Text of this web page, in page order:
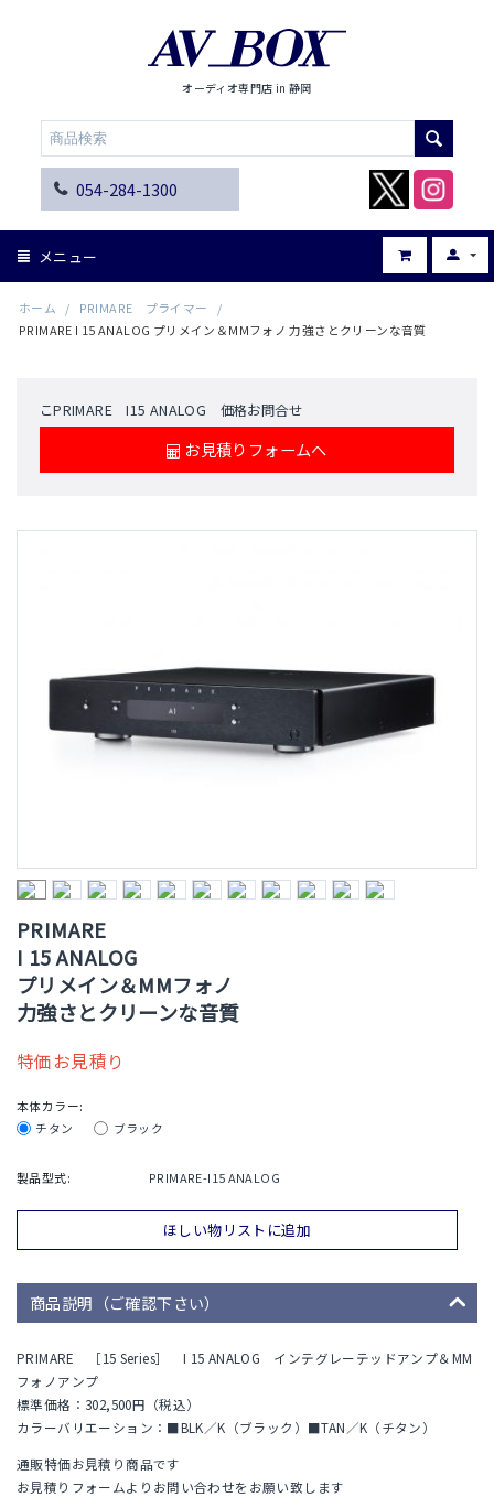
オーディオ専門店 in 静岡
054-284-1300
メニュー
ホーム / PRIMARE プライマー
/
PRIMARE I 15 ANALOG プリメイン＆MMフォノ 力強さとクリーンな音質
こPRIMARE I15 ANALOG 価格お問合せ
お見積りフォームへ
PRIMARE
I 15 ANALOG
プリメイン＆MMフォノ
力強さとクリーンな音質
特価お見積り
本体カラー:
チタン
ブラック
製品型式: PRIMARE-I15 ANALOG
ほしい物リストに追加
商品説明（ご確認下さい）
PRIMARE ［15 Series］ I 15 ANALOG インテグレーテッドアンプ＆MM
フォノアンプ
標準価格：302,500円（税込）
カラーバリエーション：■BLK／K（ブラック）■TAN／K（チタン）
通販特価お見積り商品です
お見積りフォームよりお問い合わせをお願い致します